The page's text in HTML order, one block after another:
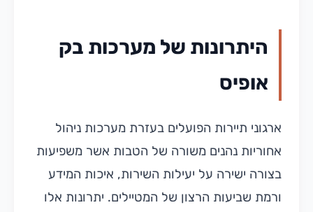
היתרונות של מערכות בק
אופיס
ארגוני תיירות הפועלים בעזרת מערכות ניהול
אחוריות נהנים משורה של הטבות אשר משפיעות
בצורה ישירה על יעילות השירות, איכות המידע
ורמת שביעות הרצון של המטיילים. יתרונות אלו